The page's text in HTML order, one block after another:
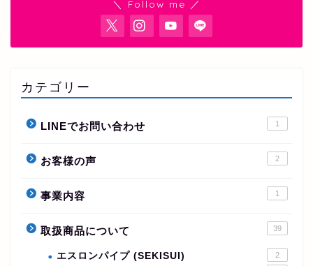
＼ Follow me ／
カテゴリー
LINEでお問い合わせ 1
お客様の声 2
事業内容 1
取扱商品について 39
エスロンパイプ (SEKISUI) 2